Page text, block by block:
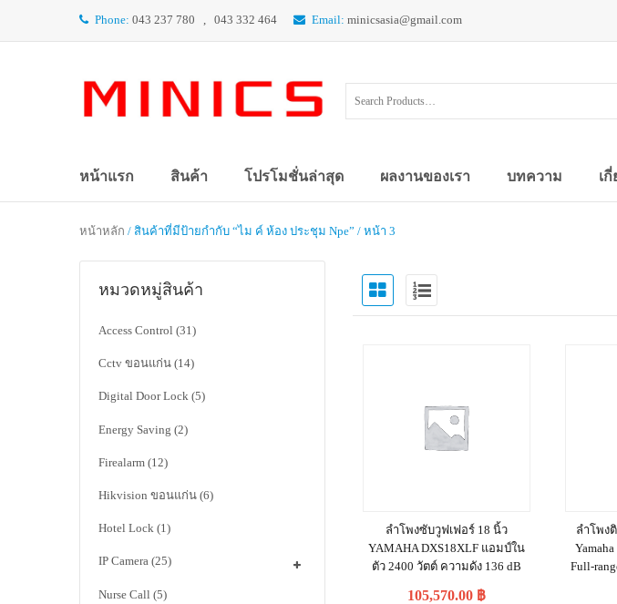
Phone: 043 237 780 , 043 332 464 Email: minicsasia@gmail.com
หน้าแรก สินค้า โปรโมชั่นล่าสุด ผลงานของเรา บทความ เ
หน้าหลัก / สินค้าที่มีป้ายกำกับ “ไม ค์ ห้อง ประชุม Npe” / หน้า 3
หมวดหมู่สินค้า
Access Control (31)
Cctv ขอนแก่น (14)
Digital Door Lock (5)
Energy Saving (2)
Firealarm (12)
Hikvision ขอนแก่น (6)
Hotel Lock (1)
IP Camera (25)
Nurse Call (5)
ลำโพงซับวูฟเฟอร์ 18 นิ้ว
YAMAHA DXS18XLF แอมป์ใน
ตัว 2400 วัตต์ ความดัง 136 dB
105,570.00 ฿
ลำโพง
Full-